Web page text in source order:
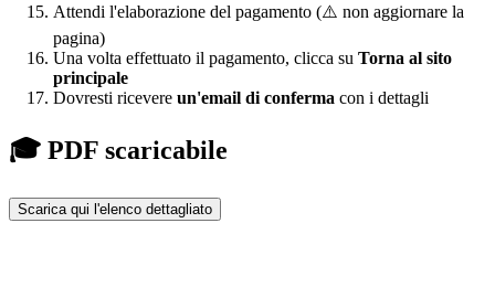
Attendi l'elaborazione del pagamento (⚠️ non aggiornare la
pagina)
Una volta effettuato il pagamento, clicca su Torna al sito
principale
Dovresti ricevere un'email di conferma con i dettagli
🎓 PDF scaricabile
Scarica qui l'elenco dettagliato